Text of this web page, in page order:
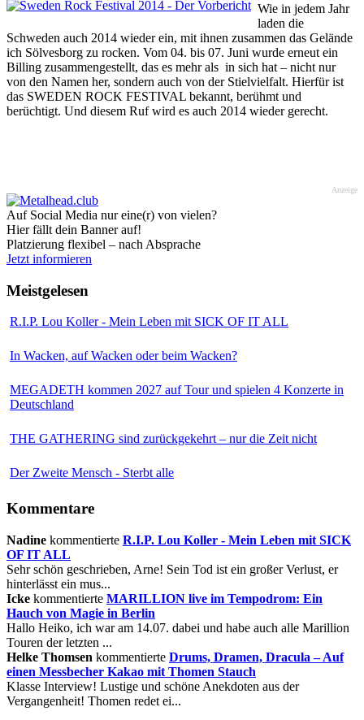
Wie in jedem Jahr
laden die
Schweden auch 2014 wieder ein, mit ihnen zusammen das Gelände
ich Sölvesborg zu rocken. Vom 04. bis 07. Juni wurde erneut ein
Billing zusammengestellt, das es mehr als in sich hat – nicht nur
von den Namen her, sondern auch von der Stielvielfalt. Hierfür ist
das SWEDEN ROCK FESTIVAL bekannt, berühmt und
berüchtigt. Und diesem Ruf wird es auch 2014 wieder gerecht.
Anzeige
Auf Social Media nur eine(r) von vielen?
Hier fällt dein Banner auf!
Platzierung flexibel – nach Absprache
Jetzt informieren
Meistgelesen
R.I.P. Lou Koller - Mein Leben mit SICK OF IT ALL
In Wacken, auf Wacken oder beim Wacken?
MEGADETH kommen 2027 auf Tour und spielen 4 Konzerte in
Deutschland
THE GATHERING sind zurückgekehrt – nur die Zeit nicht
Der Zweite Mensch - Sterbt alle
Kommentare
Nadine kommentierte R.I.P. Lou Koller - Mein Leben mit SICK
OF IT ALL
Sehr schön geschrieben, Arne! Sein Tod ist ein großer Verlust, er
hinterlässt ein mus...
Icke kommentierte MARILLION live im Tempodrom: Ein
Hauch von Magie in Berlin
Hallo Heiko, ich war am 14.07. dabei und habe auch alle Marillion
Touren der letzten ...
Helke Thomsen kommentierte Drums, Dramen, Dracula – Auf
einen Messbecher Kakao mit Thomen Stauch
Klasse Interview! Lustige und schöne Anekdoten aus der
Vergangenheit! Thomen redet ei...